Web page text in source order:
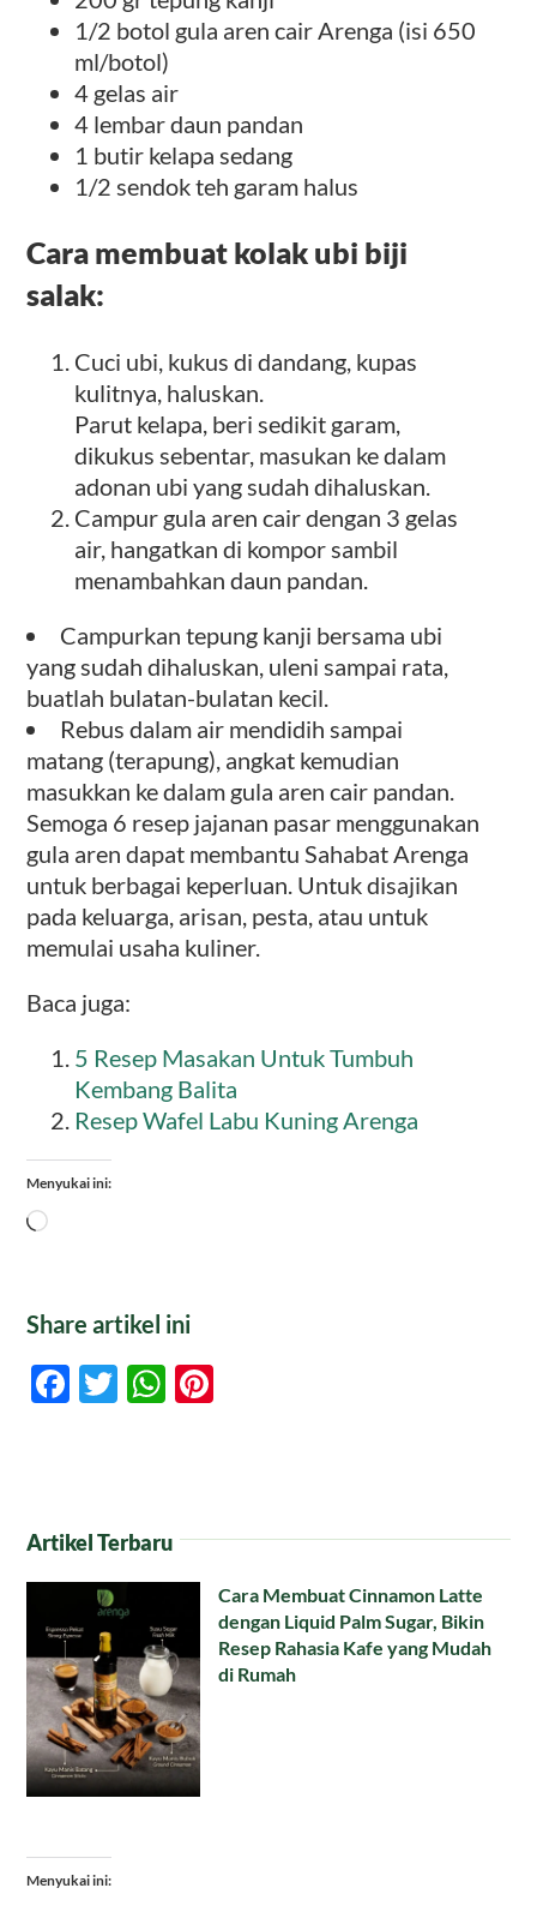
1/2 botol gula aren cair Arenga (isi 650
ml/botol)
4 gelas air
4 lembar daun pandan
1 butir kelapa sedang
1/2 sendok teh garam halus
Cara membuat kolak ubi biji
salak:
Cuci ubi, kukus di dandang, kupas
kulitnya, haluskan.
Parut kelapa, beri sedikit garam,
dikukus sebentar, masukan ke dalam
adonan ubi yang sudah dihaluskan.
Campur gula aren cair dengan 3 gelas
air, hangatkan di kompor sambil
menambahkan daun pandan.
Campurkan tepung kanji bersama ubi
yang sudah dihaluskan, uleni sampai rata,
buatlah bulatan-bulatan kecil.
Rebus dalam air mendidih sampai
matang (terapung), angkat kemudian
masukkan ke dalam gula aren cair pandan.
Semoga 6 resep jajanan pasar menggunakan
gula aren dapat membantu Sahabat Arenga
untuk berbagai keperluan. Untuk disajikan
pada keluarga, arisan, pesta, atau untuk
memulai usaha kuliner.
Baca juga:
5 Resep Masakan Untuk Tumbuh
Kembang Balita
Resep Wafel Labu Kuning Arenga
Menyukai ini:
Memuat...
Share artikel ini
Facebook
TwitterWhatsApp
Artikel Terbaru
Cara Membuat Cinnamon Latte
dengan Liquid Palm Sugar, Bikin
Resep Rahasia Kafe yang Mudah
di Rumah
Menyukai ini: